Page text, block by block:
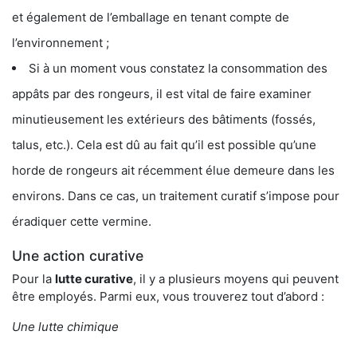
et également de l’emballage en tenant compte de
l’environnement ;
Si à un moment vous constatez la consommation des
appâts par des rongeurs, il est vital de faire examiner
minutieusement les extérieurs des bâtiments (fossés,
talus, etc.). Cela est dû au fait qu’il est possible qu’une
horde de rongeurs ait récemment élue demeure dans les
environs. Dans ce cas, un traitement curatif s’impose pour
éradiquer cette vermine.
Une action curative
Pour la lutte curative, il y a plusieurs moyens qui peuvent
être employés. Parmi eux, vous trouverez tout d’abord :
Une lutte chimique